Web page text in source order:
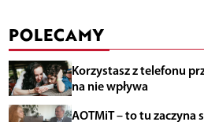
POLECAMY
Korzystasz z telefonu
na nie wpływa
AOTMiT – to tu zaczyna